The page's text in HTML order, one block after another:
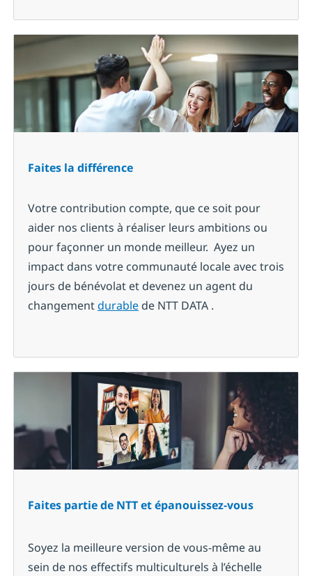
Faites la différence
Votre contribution compte, que ce soit pour
aider nos clients à réaliser leurs ambitions ou
pour façonner un monde meilleur. Ayez un
impact dans votre communauté locale avec trois
jours de bénévolat et devenez un agent du
changementdurablede NTT DATA .
Faites partie de NTT et épanouissez-vous
Soyez la meilleure version de vous-même au
sein de nos effectifs multiculturels à l’échelle